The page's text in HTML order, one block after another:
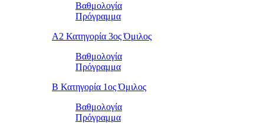
Βαθμολογία
Πρόγραμμα
Α2 Κατηγορία 3ος Όμιλος
Βαθμολογία
Πρόγραμμα
Β Κατηγορία 1ος Όμιλος
Βαθμολογία
Πρόγραμμα